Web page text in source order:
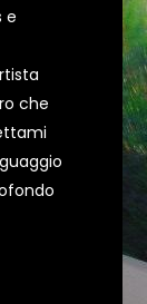
e
che